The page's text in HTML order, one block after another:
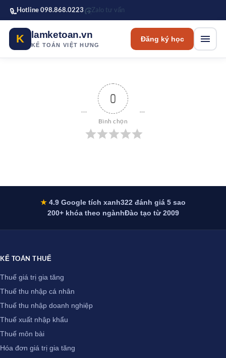
Bỏ qua tới nội dung chính
Hotline 098.868.0223 Zalo tư vấn
K lamketoan.vn
KẾ TOÁN VIỆT HƯNG
Đăng ký học
0
Bình chọn
★ 4.9 Google tích xanh322 đánh giá 5 sao
200+ khóa theo ngànhĐào tạo từ 2009
KẾ TOÁN THUẾ
Thuế giá trị gia tăng
Thuế thu nhập cá nhân
Thuế thu nhập doanh nghiệp
Thuế xuất nhập khẩu
Thuế môn bài
Hóa đơn giá trị gia tăng